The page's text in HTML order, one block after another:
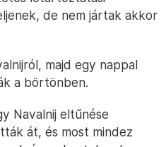
de nem jártak akkor
majd egy nappal
a börtönben.
Navalnij eltűnése
át, és most mindez